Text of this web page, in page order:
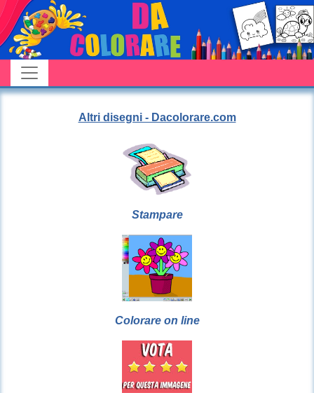
Altri disegni - Dacolorare.com
Stampare
Colorare on line